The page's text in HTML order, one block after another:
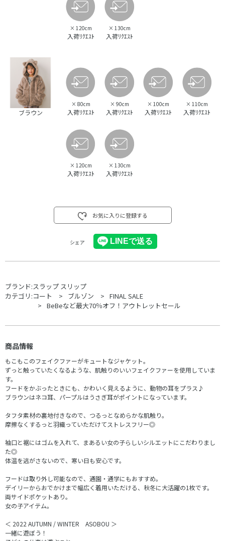
× 120cm
入荷ﾘｸｴｽﾄ
× 130cm
入荷ﾘｸｴｽﾄ
ブラウン
× 80cm
入荷ﾘｸｴｽﾄ
× 90cm
入荷ﾘｸｴｽﾄ
× 100cm
入荷ﾘｸｴｽﾄ
× 110cm
入荷ﾘｸｴｽﾄ
× 120cm
入荷ﾘｸｴｽﾄ
× 130cm
入荷ﾘｸｴｽﾄ
お気に入りに登録する
シェア
ブランド:スラップ スリップ
カテゴリ:コート ブルゾン
FINAL SALE
BeBeなど最大70％オフ！アウトレットセール
商品情報
もこもこのフェイクファーがキュートなジャケット。
ずっと触っていたくなるような、肌触りのいいフェイクファーを使用していま
す。
フードをかぶったときにも、かわいく見えるように、動物の耳をプラス♪
ブラウンはネコ耳、パープルはうさぎ耳がポイントになっています。
タフタ素材の裏地付きなので、つるっとなめらかな肌触り。
摩擦なくするっと羽織っていただけてストレスフリー◎
袖口と裾にはゴムを入れて、まあるい女の子らしいシルエットにこだわりまし
た◎
体温を逃がさないので、寒い日も安心です。
フードは取り外し可能なので、通園・通学にもおすすめ。
デイリーからおでかけまで幅広く着用いただける、秋冬に大活躍の1枚です。
両サイドポケットあり。
女の子アイテム。
＜ 2022 AUTUMN / WINTER ASOBOU ＞
一緒に遊ぼう！